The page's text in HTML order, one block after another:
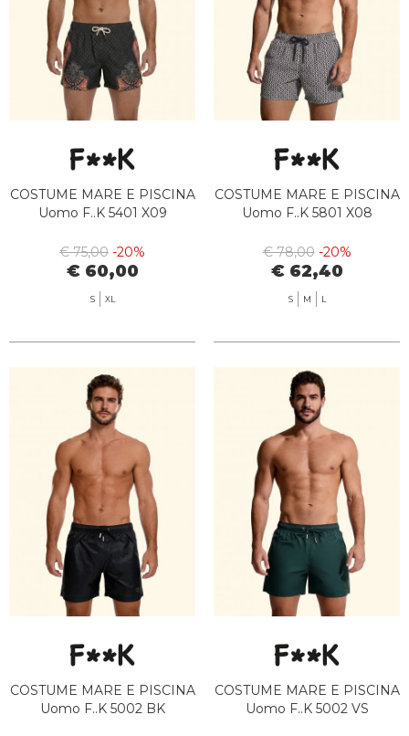
COSTUME MARE E PISCINA
Uomo F..K 5401 X09
€ 75,00 -20%
€ 60,00
S XL
COSTUME MARE E PISCINA
Uomo F..K 5801 X08
€ 78,00 -20%
€ 62,40
S M L
COSTUME MARE E PISCINA
Uomo F..K 5002 BK
COSTUME MARE E PISCINA
Uomo F..K 5002 VS